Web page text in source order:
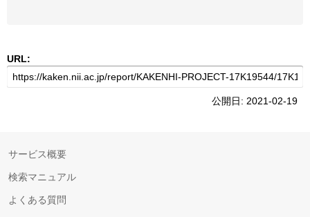
URL:
公開日: 2021-02-19
サービス概要
検索マニュアル
よくある質問